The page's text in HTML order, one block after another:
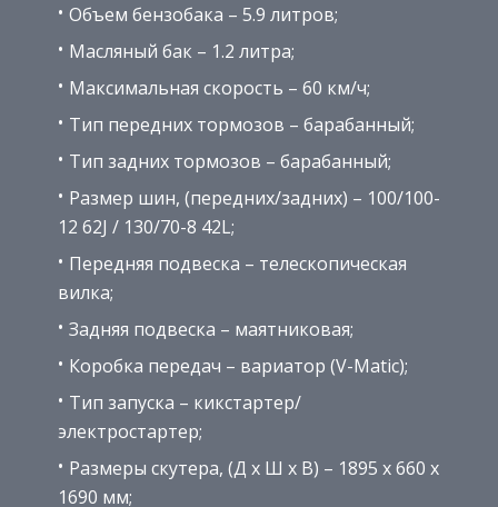
Объем бензобака – 5.9 литров;
Масляный бак – 1.2 литра;
Максимальная скорость – 60 км/ч;
Тип передних тормозов – барабанный;
Тип задних тормозов – барабанный;
Размер шин, (передних/задних) – 100/100-
12 62J / 130/70-8 42L;
Передняя подвеска – телескопическая
вилка;
Задняя подвеска – маятниковая;
Коробка передач – вариатор (V-Matic);
Тип запуска – кикстартер/
электростартер;
Размеры скутера, (Д х Ш х В) – 1895 х 660 х
1690 мм;